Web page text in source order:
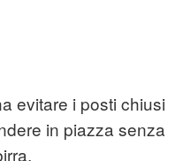
evitare i posti chiusi
in piazza senza